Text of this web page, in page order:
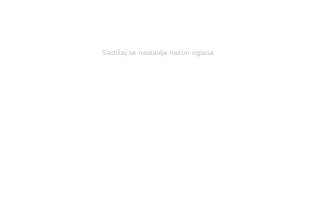
Sadržaj se nastavlja nakon oglasa